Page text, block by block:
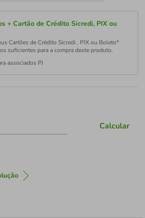
+ Cartão de Crédito Sicredi, PIX ou
Cartões de Crédito Sicredi , PIX ou Boleto*
suficientes para a compra deste produto.
associados PJ
Calcular